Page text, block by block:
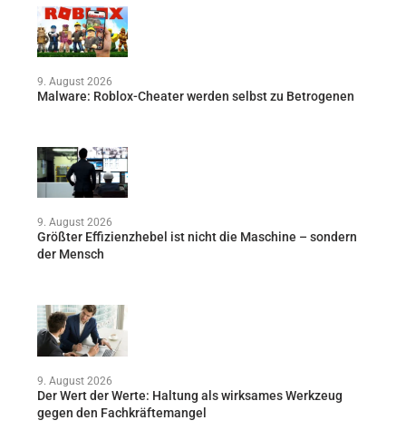
9. August 2026
Malware: Roblox-Cheater werden selbst zu Betrogenen
9. August 2026
Größter Effizienzhebel ist nicht die Maschine – sondern
der Mensch
9. August 2026
Der Wert der Werte: Haltung als wirksames Werkzeug
gegen den Fachkräftemangel